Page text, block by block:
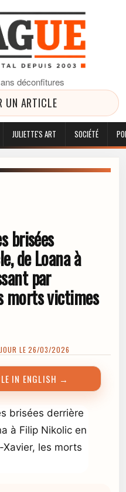
déconfitures
UN ARTICLE
JULIETTE'S ART SOCIÉTÉ
brisées
de Loana à
par
morts victimes
LE 26/03/2026
IN ENGLISH →